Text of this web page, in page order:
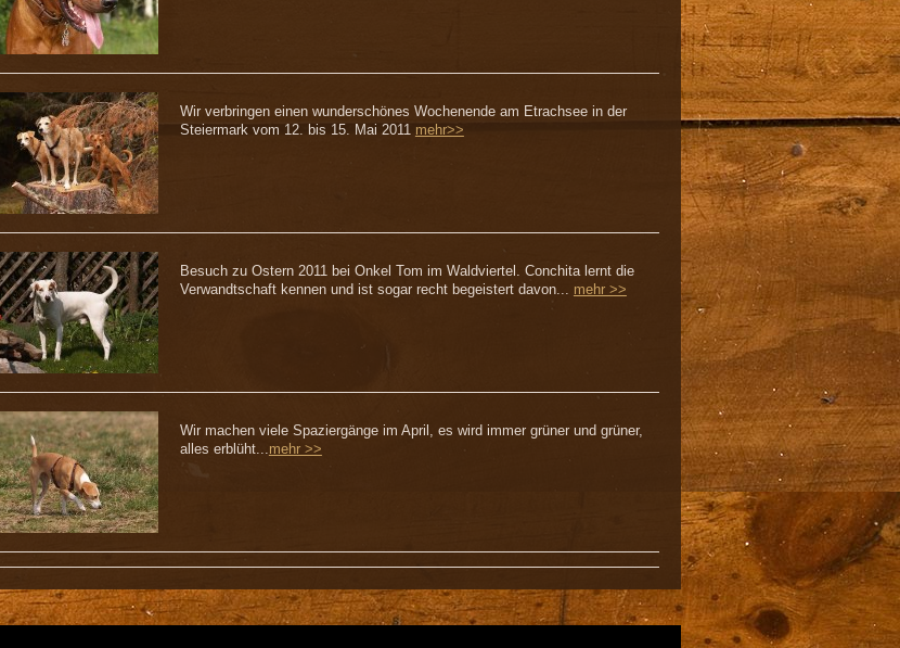
Wir verbringen einen wunderschönes Wochenende am Etrachsee in der
Steiermark vom 12. bis 15. Mai 2011 mehr>>
Besuch zu Ostern 2011 bei Onkel Tom im Waldviertel. Conchita lernt die
Verwandtschaft kennen und ist sogar recht begeistert davon... mehr >>
Wir machen viele Spaziergänge im April, es wird immer grüner und grüner,
alles erblüht...mehr >>